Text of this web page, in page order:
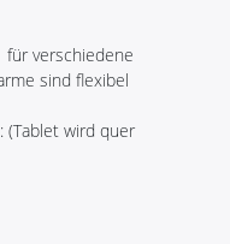
verschiedene
sind flexibel
(Tablet wird quer